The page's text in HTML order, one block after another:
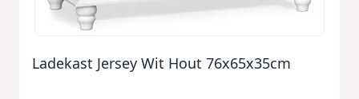
Ladekast Jersey Wit Hout 76x65x35cm